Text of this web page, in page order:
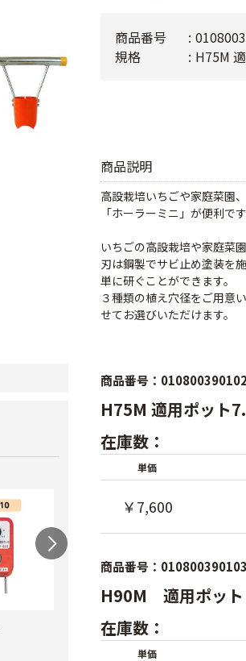
農電マット 単相
クステ
商品説明
高設栽培いちごや家庭菜園
「ホーラーミニ」が便利です
いちごの高設栽培や家庭菜
刃は鋼製でサビ止め塗装を
単に研ぐことができます。
３種類の植え穴径をご用意
せてお選びいただけます。
商品番号
規格
H75M
商品番号：
H75M 適用ポット
在庫数：
単価
￥7,600
商品番号：
H90M 適用ポッ
在庫数：
単価